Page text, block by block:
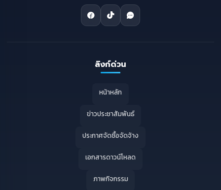
ลิงก์ด่วน
หน้าหลัก
ข่าวประชาสัมพันธ์
ประกาศจัดซื้อจัดจ้าง
เอกสารดาวน์โหลด
ภาพกิจกรรม